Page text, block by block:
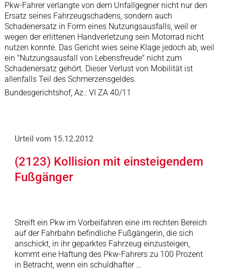
Pkw-Fahrer verlangte von dem Unfallgegner nicht nur den
Ersatz seines Fahrzeugschadens, sondern auch
Schadenersatz in Form eines Nutzungsausfalls, weil er
wegen der erlittenen Handverletzung sein Motorrad nicht
nutzen konnte. Das Gericht wies seine Klage jedoch ab, weil
ein "Nutzungsausfall von Lebensfreude" nicht zum
Schadenersatz gehört. Dieser Verlust von Mobilität ist
allenfalls Teil des Schmerzensgeldes.
Bundesgerichtshof, Az.: VI ZA 40/11
Urteil vom 15.12.2012
(2123) Kollision mit einsteigendem
Fußgänger
Streift ein Pkw im Vorbeifahren eine im rechten Bereich
auf der Fahrbahn befindliche Fußgängerin, die sich
anschickt, in ihr geparktes Fahrzeug einzusteigen,
kommt eine Haftung des Pkw-Fahrers zu 100 Prozent
in Betracht, wenn ein schuldhafter …